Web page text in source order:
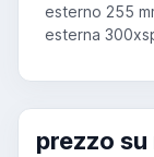
esterno 255
esterna
prezzo